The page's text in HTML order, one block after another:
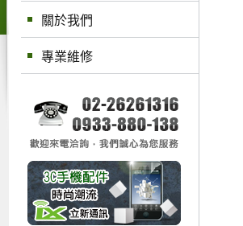
關於我們
專業維修